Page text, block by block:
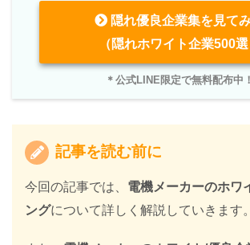
隠れ優良企業集を見て
（隠れホワイト企業500選
＊公式LINE限定で無料配布中！
記事を読む前に
今回の記事では、 電機メーカーのホワ
ングについて詳しく解説していきます。